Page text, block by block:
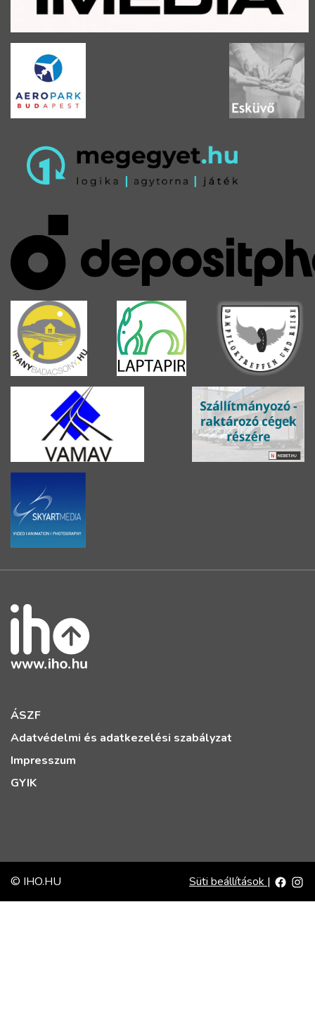
ÁSZF
Adatvédelmi és adatkezelési szabályzat
Impresszum
GYIK
© IHO.HU Süti beállítások |